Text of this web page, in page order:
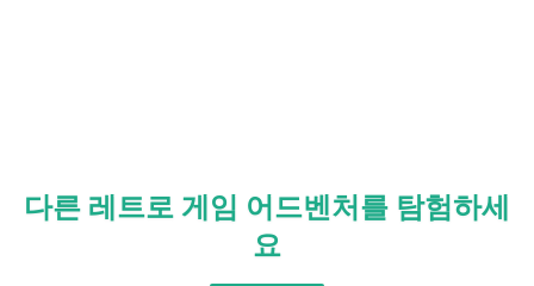
다른 레트로 게임 어드벤처를 탐험하세
요